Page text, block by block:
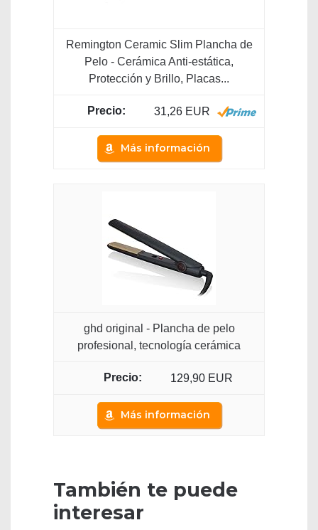
Remington Ceramic Slim Plancha de
Pelo - Cerámica Anti-estática,
Protección y Brillo, Placas...
31,26 EUR
Más información
ghd original - Plancha de pelo
profesional, tecnología cerámica
129,90 EUR
Más información
También te puede
interesar